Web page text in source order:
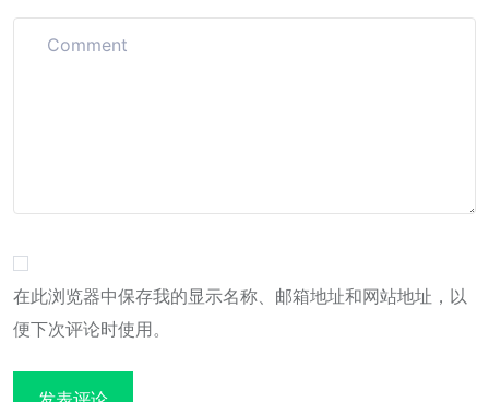
在此浏览器中保存我的显示名称、邮箱地址和网站地址，以
便下次评论时使用。